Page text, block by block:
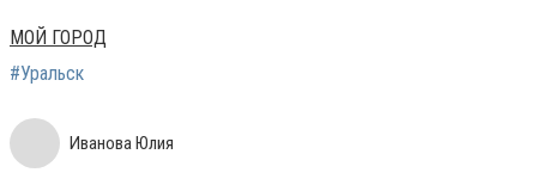
МОЙ ГОРОД
#Уральск
Иванова Юлия